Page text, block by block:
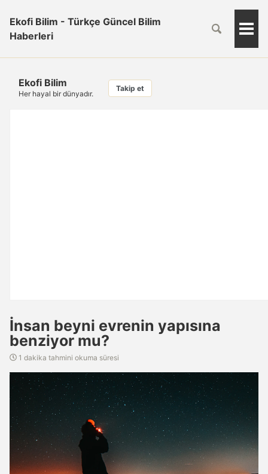
Ekofi Bilim - Türkçe Güncel Bilim
Haberleri
Ekofi Bilim
Her hayal bir dünyadır.
Takip et
İnsan beyni evrenin yapısına
benziyor mu?
1 dakika tahmini okuma süresi